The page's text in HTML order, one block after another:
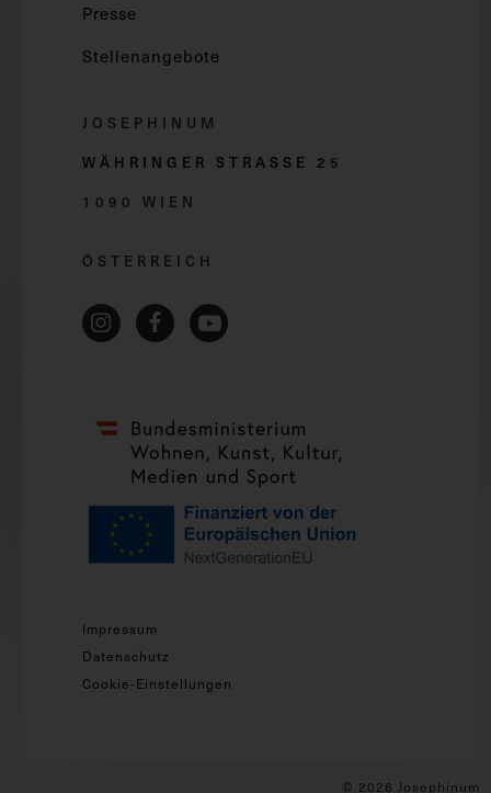
Presse
Stellenangebote
JOSEPHINUM
WÄHRINGER STRASSE 2 5
1090 WIEN
ÖSTERREICH
Impressum
Datenschutz
Cookie-Einstellungen
© 2026 Josephinum